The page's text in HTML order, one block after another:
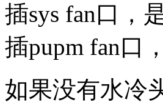
插sys fan口，
插pupm fan口
如果没有水冷